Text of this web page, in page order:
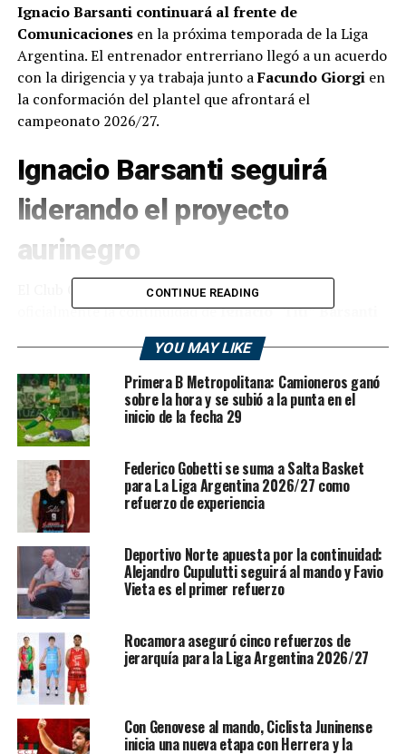
Ignacio Barsanti continuará al frente de
Comunicacionesen la próxima temporada de la Liga
Argentina. El entrenador entrerriano llegó a un acuerdo
con la dirigencia y ya trabaja junto aFacundo Giorgien
la conformación del plantel que afrontará el
campeonato 2026/27.
Ignacio Barsanti seguirá
liderando el proyecto
aurinegro
El Club Comunicaciones de Mercedes confirmó
oficialmente la continuidad deIgnacio “Titi” Barsanti
como entrenador principal para la próxima edición de la
Liga Argentina de Básquet. Tras finalizar la temporada
anterior, el DT expresó su intención de seguir en el club
y finalmente alcanzó un acuerdo con la dirigencia para
encabezar nuevamente el proyecto deportivo.
Ya trabaja en el armado del
plantel
Barsanti ya se encuentra en Mercedes y comenzó a
trabajar junto al director deportivoFacundo Giorgien
la conformación del nuevo plantel. El entrenador
adelantó que la intención es mantener una base de
jugadores jóvenes, sumar refuerzos y construir un
equipo intenso, dinámico y comprometido con la
identidad de juego que mostró en el tramo final de la
temporada pasada.
CONTINUE READING
YOU MAY LIKE
Primera B Metropolitana: Camioneros ganó
sobre la hora y se subió a la punta en el
inicio de la fecha 29
Federico Gobetti se suma a Salta Basket
para La Liga Argentina 2026/27 como
refuerzo de experiencia
Deportivo Norte apuesta por la continuidad:
Alejandro Cupulutti seguirá al mando y Favio
Vieta es el primer refuerzo
Rocamora aseguró cinco refuerzos de
jerarquía para la Liga Argentina 2026/27
Con Genovese al mando, Ciclista Juninense
inicia una nueva etapa con Herrera y la